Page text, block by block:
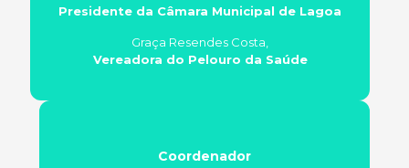
Presidente da Câmara Municipal de Lagoa
Graça Resendes Costa,
Vereadora do Pelouro da Saúde
Coordenador